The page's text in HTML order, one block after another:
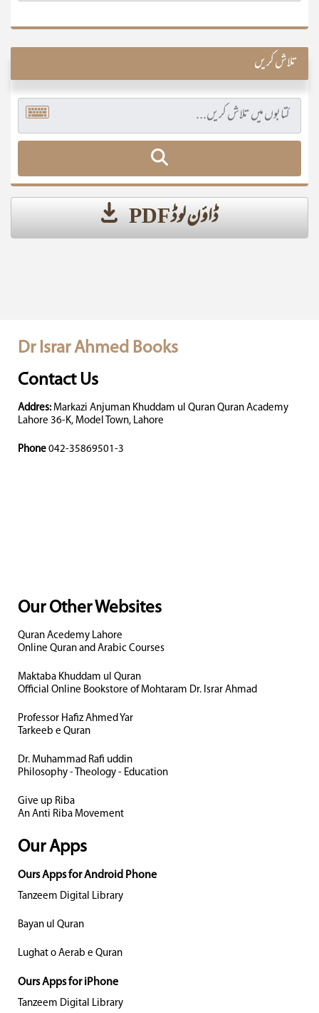
تلاش کریں
ڈاؤن لوڈ PDF
Dr Israr Ahmed Books
Contact Us
Addres: Markazi Anjuman Khuddam ul Quran Quran Academy
Lahore 36-K, Model Town, Lahore
Phone 042-35869501-3
Our Other Websites
Quran Acedemy Lahore
Online Quran and Arabic Courses
Maktaba Khuddam ul Quran
Official Online Bookstore of Mohtaram Dr. Israr Ahmad
Professor Hafiz Ahmed Yar
Tarkeeb e Quran
Dr. Muhammad Rafi uddin
Philosophy - Theology - Education
Give up Riba
An Anti Riba Movement
Our Apps
Ours Apps for Android Phone
Tanzeem Digital Library
Bayan ul Quran
Lughat o Aerab e Quran
Ours Apps for iPhone
Tanzeem Digital Library